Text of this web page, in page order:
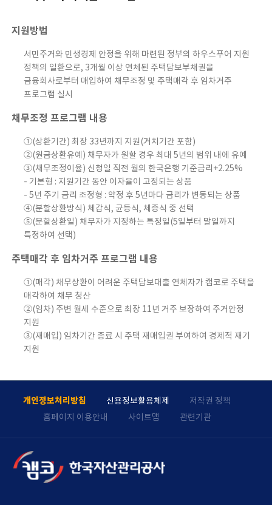
지원방법
서민주거와 민생경제 안정을 위해 마련된 정부의 하우스푸어 지원
정책의 일환으로, 3개월 이상 연체된 주택담보부채권을
금융회사로부터 매입하여 채무조정 및 주택매각 후 임차거주
프로그램 실시
채무조정 프로그램 내용
①(상환기간) 최장 33년까지 지원(거치기간 포함)
②(원금상환유예) 채무자가 원할 경우 최대 5년의 범위 내에 유예
③(채무조정이율) 신청일 직전 월의 한국은행 기준금리+2.25%
- 기본형 : 지원기간 동안 이자율이 고정되는 상품
- 5년 주기 금리 조정형 : 약정 후 5년마다 금리가 변동되는 상품
④(분할상환방식) 체감식, 균등식, 체증식 중 선택
⑤(분할상환일) 채무자가 지정하는 특정일(5일부터 말일까지
특정하여 선택)
주택매각 후 임차거주 프로그램 내용
①(매각) 채무상환이 어려운 주택담보대출 연체자가 캠코로 주택을
매각하여 채무 청산
②(임차) 주변 월세 수준으로 최장 11년 거주 보장하여 주거안정
지원
③(재매입) 임차기간 종료 시 주택 재매입권 부여하여 경제적 재기
지원
개인정보처리방침 신용정보활용체제
저작권 정책
홈페이지 이용안내
사이트맵 관련기관